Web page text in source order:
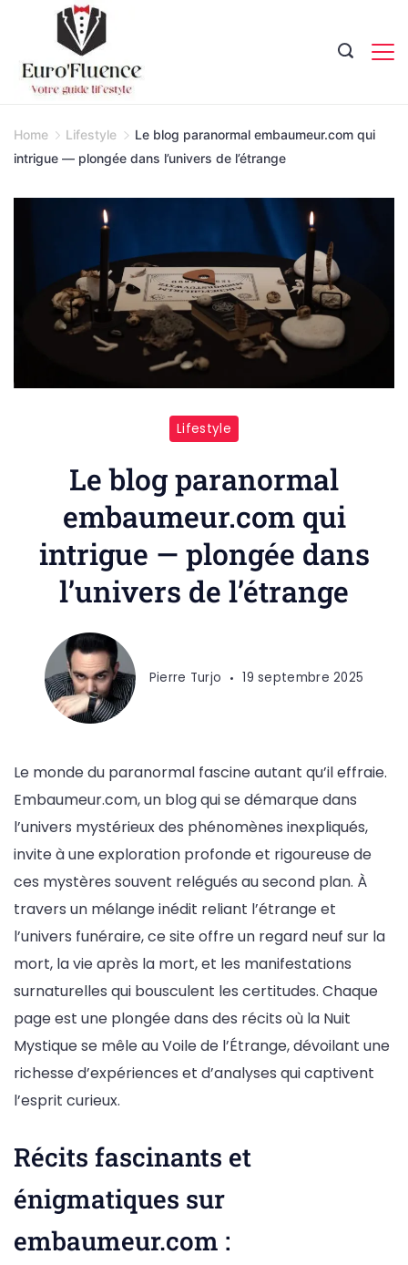
content
Home Lifestyle
Le blog paranormal embaumeur.com qui
intrigue — plongée dans l’univers de l’étrange
Lifestyle
Le blog paranormal
embaumeur.com qui
intrigue — plongée dans
l’univers de l’étrange
Pierre Turjo 19 septembre 2025
Le monde du paranormal fascine autant qu’il effraie.
Embaumeur.com, un blog qui se démarque dans
l’univers mystérieux des phénomènes inexpliqués,
invite à une exploration profonde et rigoureuse de
ces mystères souvent relégués au second plan. À
travers un mélange inédit reliant l’étrange et
l’univers funéraire, ce site offre un regard neuf sur la
mort, la vie après la mort, et les manifestations
surnaturelles qui bousculent les certitudes. Chaque
page est une plongée dans des récits où la Nuit
Mystique se mêle au Voile de l’Étrange, dévoilant une
richesse d’expériences et d’analyses qui captivent
l’esprit curieux.
Récits fascinants et
énigmatiques sur
embaumeur.com :